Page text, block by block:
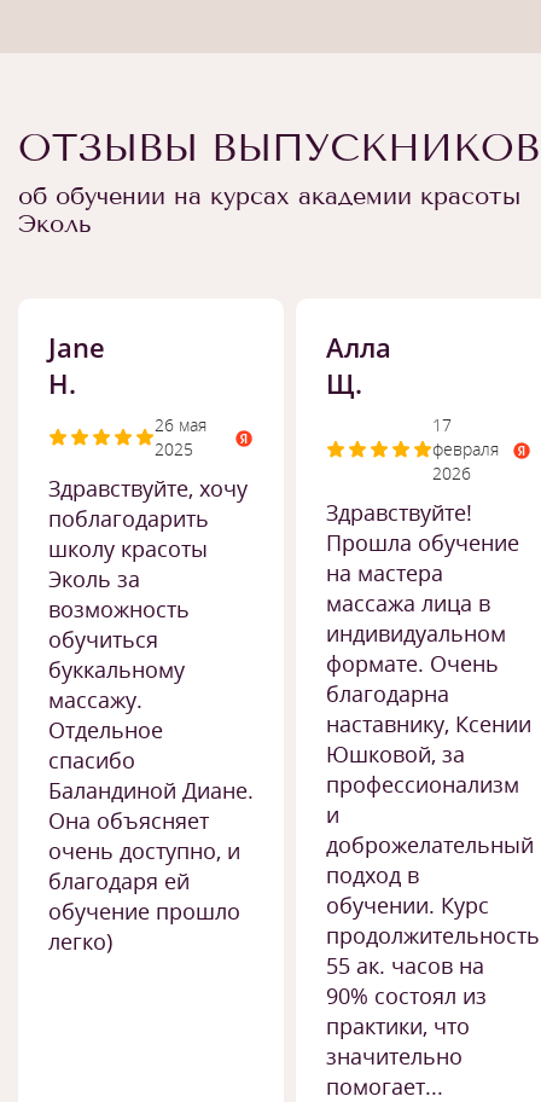
ОТЗЫВЫ ВЫПУСКНИКОВ
об обучении на курсах академии красоты
Эколь
Jane
H.
26 мая
2025
Здравствуйте, хочу
поблагодарить
школу красоты
Эколь за
возможность
обучиться
буккальному
массажу.
Отдельное
спасибо
Баландиной Диане.
Она объясняет
очень доступно, и
благодаря ей
обучение прошло
легко)
Алла
Щ.
17
февраля
2026
Здравствуйте!
Прошла обучение
на мастера
массажа лица в
индивидуальном
формате. Очень
благодарна
наставнику, Ксении
Юшковой, за
профессионализм
и
доброжелательный
подход в
обучении. Курс
55 ак. часов на
90% состоял из
практики, что
значительно
помогает...